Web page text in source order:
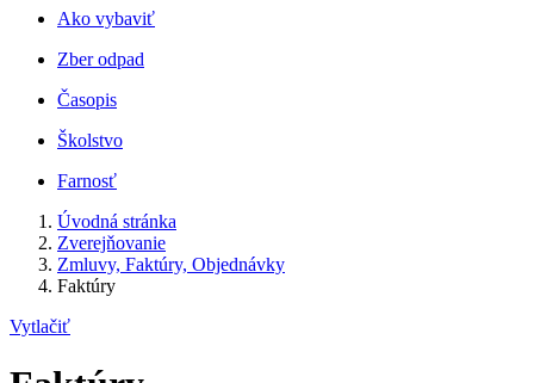
Ako vybaviť
Zber odpad
Časopis
Školstvo
Farnosť
Úvodná stránka
Zverejňovanie
Zmluvy, Faktúry, Objednávky
Faktúry
Vytlačiť